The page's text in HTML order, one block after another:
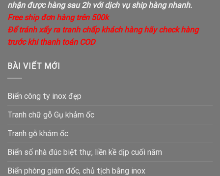
nhận được hàng sau 2h với dịch vụ ship hàng nhanh.
Free ship đơn hàng trên 500k
Để tránh xẩy ra tranh chấp khách hàng hãy check hàng
trước khi thanh toán COD
BÀI VIẾT MỚI
Biển công ty inox đẹp
Tranh chữ gỗ Gụ khảm ốc
Tranh gỗ khảm ốc
Biển số nhà đúc biệt thự, liền kề dịp cuối năm
Biển phòng giám đốc, chủ tịch bằng inox